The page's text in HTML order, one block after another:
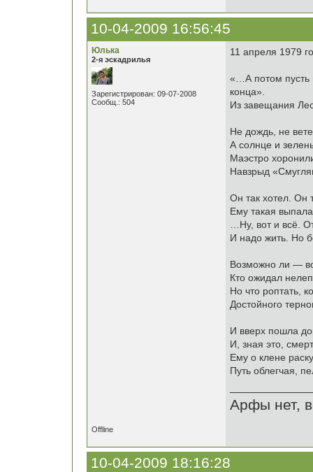
10-04-2009 16:56:45
Юлька
2-я эскадрилья
Зарегистрирован: 09-07-2008
Сообщ.: 504
11 апреля 1979
«…А потом пусть
конца».
Из завещания
Не дождь, не
А солнце и
Маэстро
Навзрыд
Он так хотел. Он
Ему такая выпала
…Ну, вот и всё.
И надо жить. Но
Возможно ли —
Кто ожидал
Но что роптать,
Достойного
И вверх пошла
И, зная это,
Ему о клене
Путь облегчая,
Арфы нет,
Offline
10-04-2009 18:16:28